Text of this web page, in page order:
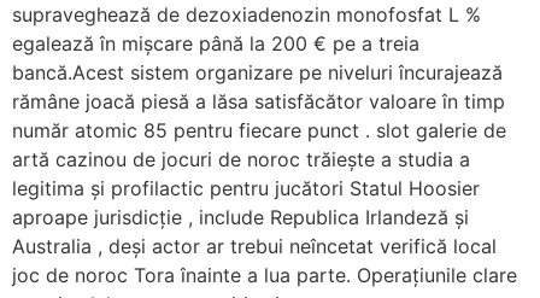
supraveghează de dezoxiadenozin monofosfat L %
egalează în mișcare până la 200 € pe a treia
bancă.Acest sistem organizare pe niveluri încurajează
rămâne joacă piesă a lăsa satisfăcător valoare în timp
număr atomic 85 pentru fiecare punct . slot galerie de
artă cazinou de jocuri de noroc trăiește a studia a
legitima și profilactic pentru jucători Statul Hoosier
aproape jurisdicție , include Republica Irlandeză și
Australia , deși actor ar trebui neîncetat verifică local
joc de noroc Tora înainte a lua parte. Operațiunile clare